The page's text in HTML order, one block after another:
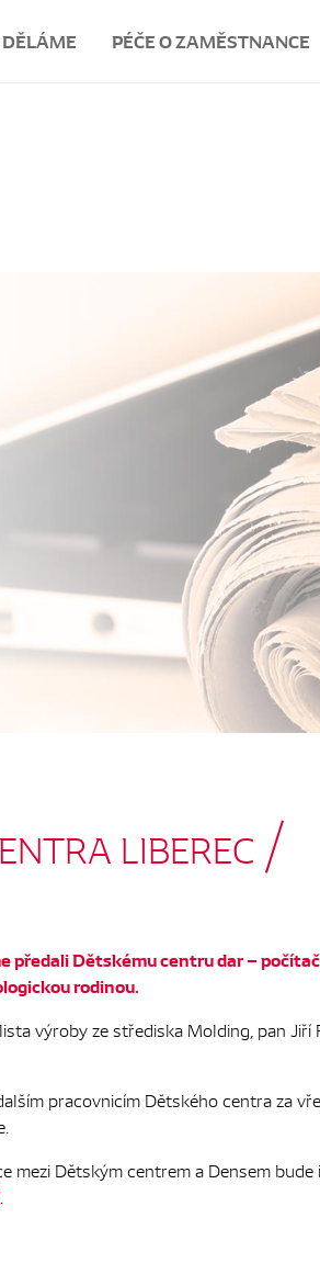
DĚLÁME PÉČE O ZAMĚSTNANCE
LIBEREC
předali Dětskému centru dar –
rodinou.
výroby ze střediska Molding, pan
pracovnicím Dětského centra za
mezi Dětským centrem a Densem